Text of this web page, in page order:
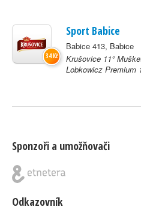
Sport Babice
Babice 413, Babice
Krušovice 11°
Lobkowicz Premium
34 Kč
Sponzoři a umožňovači
Odkazovník